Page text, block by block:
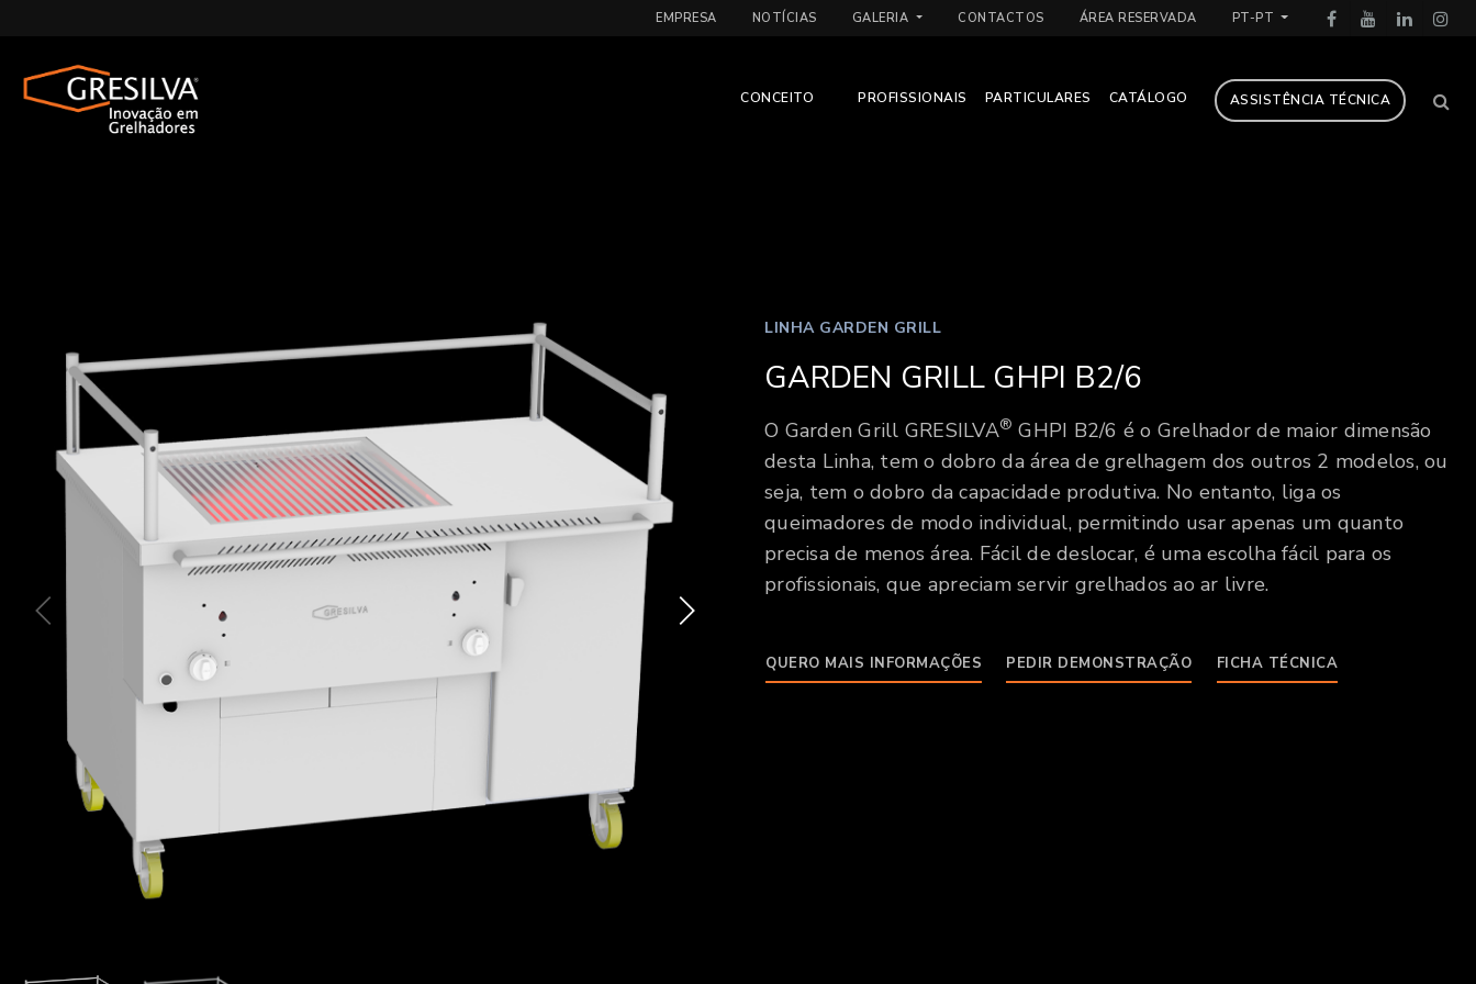
EMPRESA NOTÍCIAS GALERIA CONTACTOS ÁREA RESERVADA PT-PT
CONCEITO PROFISSIONAIS PARTICULARES CATÁLOGO ASSISTÊNCIA TÉCNICA
LINHA GARDEN GRILL
GARDEN GRILL GHPI B2/6
O Garden Grill GRESILVA® GHPI B2/6 é o Grelhador de maior dimensão
desta Linha, tem o dobro da área de grelhagem dos outros 2 modelos, ou
seja, tem o dobro da capacidade produtiva. No entanto, liga os
queimadores de modo individual, permitindo usar apenas um quanto
precisa de menos área. Fácil de deslocar, é uma escolha fácil para os
profissionais, que apreciam servir grelhados ao ar livre.
QUERO MAIS INFORMAÇÕES PEDIR DEMONSTRAÇÃO FICHA TÉCNICA